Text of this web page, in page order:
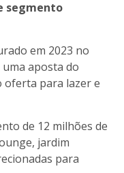
segmento
em 2023 no
aposta do
oferta para lazer e
de 12 milhões de
jardim
para